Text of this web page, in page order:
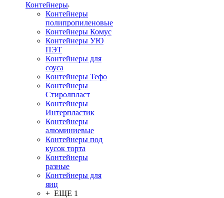
Контейнеры
Контейнеры
полипропиленовые
Контейнеры Комус
Контейнеры УЮ
ПЭТ
Контейнеры для
соуса
Контейнеры Тефо
Контейнеры
Стиролпласт
Контейнеры
Интерпластик
Контейнеры
алюминиевые
Контейнеры под
кусок торта
Контейнеры
разные
Контейнеры для
яиц
+ ЕЩЕ 1